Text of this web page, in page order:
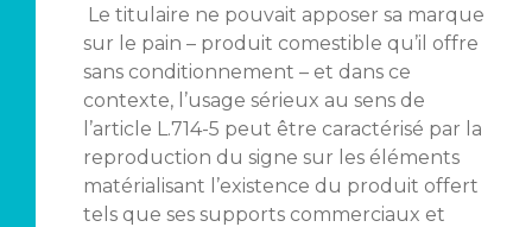
Le titulaire ne pouvait apposer sa marque
sur le pain – produit comestible qu’il offre
sans conditionnement – et dans ce
contexte, l’usage sérieux au sens de
l’article L.714-5 peut être caractérisé par la
reproduction du signe sur les éléments
matérialisant l’existence du produit offert
tels que ses supports commerciaux et